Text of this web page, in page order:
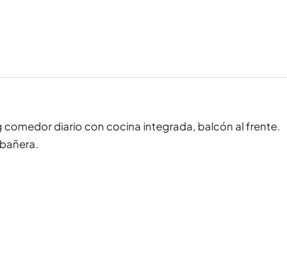
comedor diario con cocina integrada, balcón al frente.